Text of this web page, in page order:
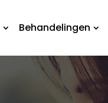
Behandelingen